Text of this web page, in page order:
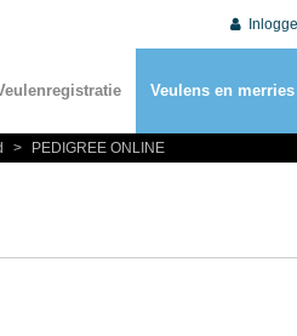
Veulens en merries
> PEDIGREE ONLINE